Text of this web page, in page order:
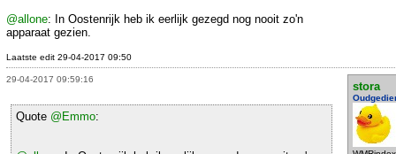
@allone: In Oostenrijk heb ik eerlijk gezegd nog nooit zo'n
apparaat gezien.
Laatste edit 29-04-2017 09:50
29-04-2017 09:59:16
stora
Quote @Emmo: